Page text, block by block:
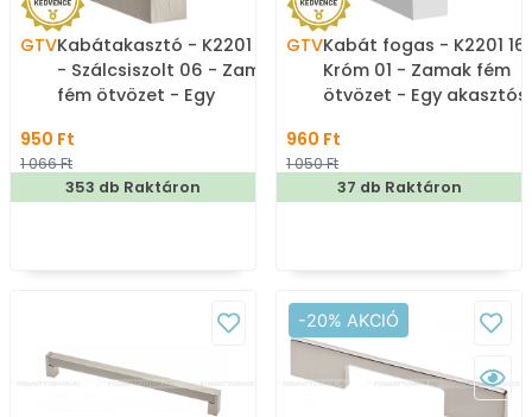
GTVKabátakasztó - K2201 16
- Szálcsiszolt 06 - Zamak
fém ötvözet - Egy
950 Ft
1 066 Ft
353 db Raktáron
GTVKabát fogas - K2201
Króm 01 - Zamak fém
ötvözet - Egy akasztós
960 Ft
1 050 Ft
37 db Raktáron
-20% AKCIÓ